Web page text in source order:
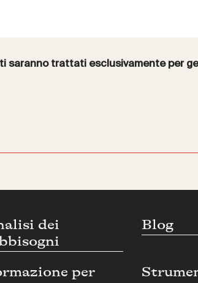
saranno trattati esclusivamente per
dei
Blog
per